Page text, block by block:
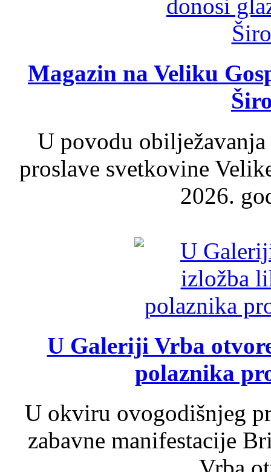
Magazin na Veliku
U povodu
proslave svetkovine
2026.
U Galeriji Vrba
polaznika
U okviru ovogodišnjeg
zabavne manifestacije